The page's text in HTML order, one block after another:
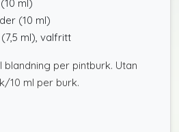
ml)
(10 ml)
ml), valfritt
blandning per pintburk. Utan
10 ml per burk.